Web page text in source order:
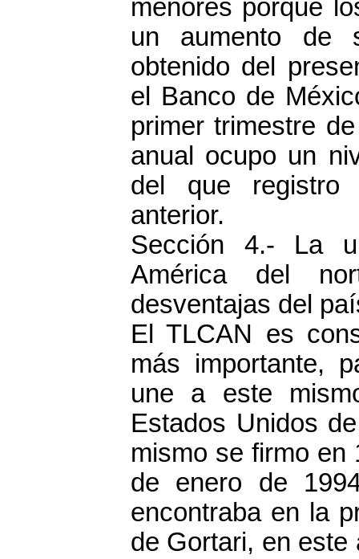
menores porque
un aumento de
obtenido del
el Banco de
primer trimestre
anual ocupo un
del que registro
anterior.
Sección 4.- La
América del
desventajas del
El TLCAN es
más importante,
une a este
Estados Unidos
mismo se firmo en
de enero de
encontraba en la
de Gortari, en